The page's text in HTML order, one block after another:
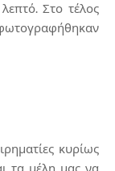
Στο τέλος
κυρίως
τα μέλη μας να